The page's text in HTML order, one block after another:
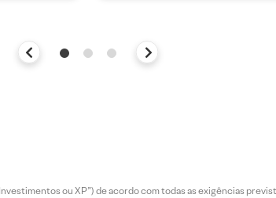
ou XP”) de acordo com todas as exigências